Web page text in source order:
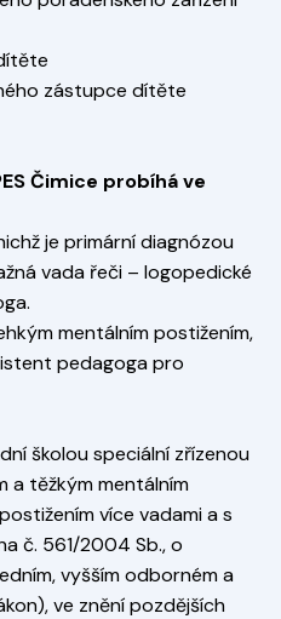
zástupce dítěte
Čimice probíhá ve
je primární diagnózou
vada řeči – logopedické
mentálním postižením,
pedagoga pro
školou speciální zřízenou
a těžkým mentálním
více vadami a s
č. 561/2004 Sb., o
vyšším odborném a
ve znění pozdějších